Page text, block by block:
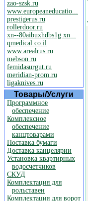
zao-szsk.ru
www.europeaneducatio...
prestigerus.ru
rollerdoor.ru
xn--80aibuxhdbs1g.xn...
qmedical.co.il
www.arealrus.ru
mebson.ru
femidasurgut.ru
meridian-prom.ru
ligaknives.ru
Товары/Услуги
Программное
обеспечение
Комплексное
обеспечение
канцтоварами
Поставка бумаги
Доставка канцелярии
Установка квартирных
водосчетчиков
СКУД
Комплектация для
рольставен
Комплектация для ворот